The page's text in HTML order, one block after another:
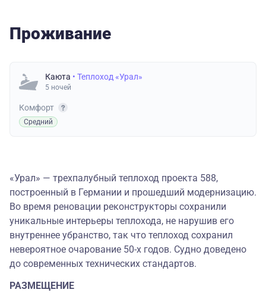
Проживание
Каюта • Теплоход «Урал»
5 ночей
Комфорт
Средний
«Урал» — трехпалубный теплоход проекта 588,
построенный в Германии и прошедший модернизацию.
Во время реновации реконструкторы сохранили
уникальные интерьеры теплохода, не нарушив его
внутреннее убранство, так что теплоход сохранил
невероятное очарование 50-х годов. Судно доведено
до современных технических стандартов.
РАЗМЕЩЕНИЕ